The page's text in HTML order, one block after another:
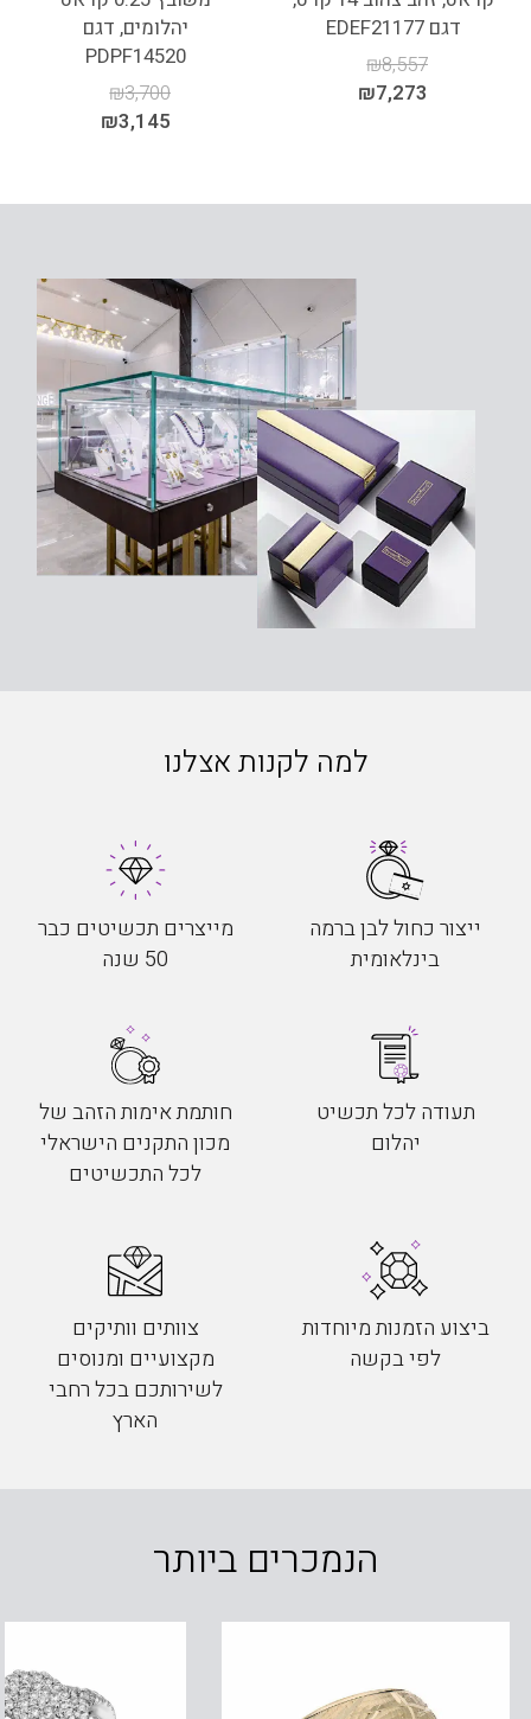
דגם EDEF21177
₪8,557
₪7,273
יהלומים, דגם
PDPF14520
₪3,700
₪3,145
למה לקנות אצלנו
ייצור כחול לבן ברמה
בינלאומית
מייצרים תכשיטים כבר
50 שנה
תעודה לכל תכשיט
יהלום
חותמת אימות הזהב של
מכון התקנים הישראלי
לכל התכשיטים
ביצוע הזמנות מיוחדות
לפי בקשה
צוותים וותיקים
מקצועיים ומנוסים
לשירותכם בכל רחבי
הארץ
הנמכרים ביותר